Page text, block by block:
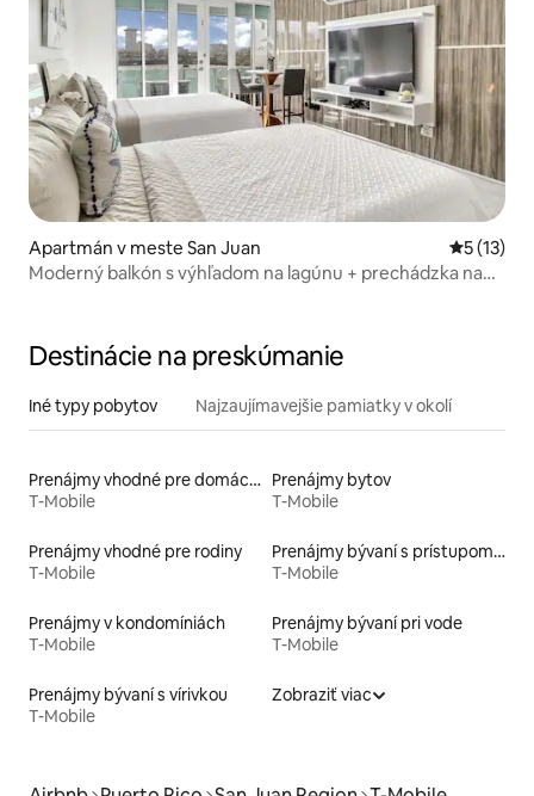
Apartmán v meste San Juan
5 (13)
Moderný balkón s výhľadom na lagúnu + prechádzka na
Destinácie na preskúmanie
Iné typy pobytov Najzaujímavejšie pamiatky v okolí
Prenájmy vhodné pre domáce zvieratá
T-Mobile
Prenájmy bytov
T-Mobile
Prenájmy vhodné pre rodiny
T-Mobile
Prenájmy bývaní s prístupom na pláž
T-Mobile
Prenájmy v kondomíniách
T-Mobile
Prenájmy bývaní pri vode
T-Mobile
Prenájmy bývaní s vírivkou
T-Mobile
Zobraziť viac